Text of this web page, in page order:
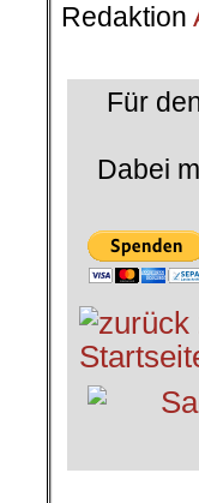
Redaktion
Für
Dabei